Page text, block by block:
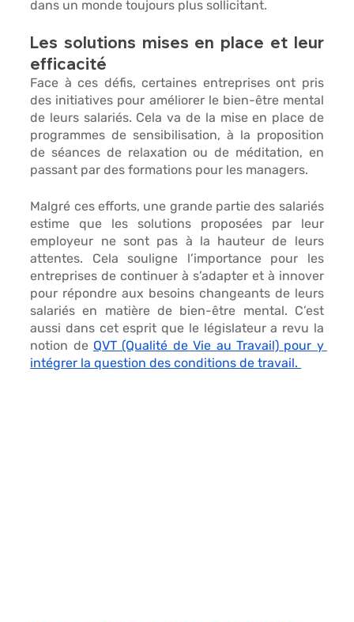
dans un monde toujours plus sollicitant.
Les solutions mises en place et leur
efficacité
Face à ces défis, certaines entreprises ont pris
des initiatives pour améliorer le bien-être mental
de leurs salariés
. Cela va de la mise en place de
programmes de sensibilisation, à la proposition
de séances de relaxation ou de méditation, en
passant par des formations pour les managers.
Malgré ces efforts, une grande partie des salariés
estime que les solutions proposées par leur
employeur ne sont pas à la hauteur de leurs
attentes. Cela souligne l’importance pour les
entreprises de continuer à s’adapter et à innover
pour répondre aux besoins changeants de leurs
salariés en matière de bien-être mental. C’est
aussi dans cet esprit que le législateur a revu la
notion de QVT (Qualité de Vie au Travail) pour y
intégrer la question des conditions de travail.